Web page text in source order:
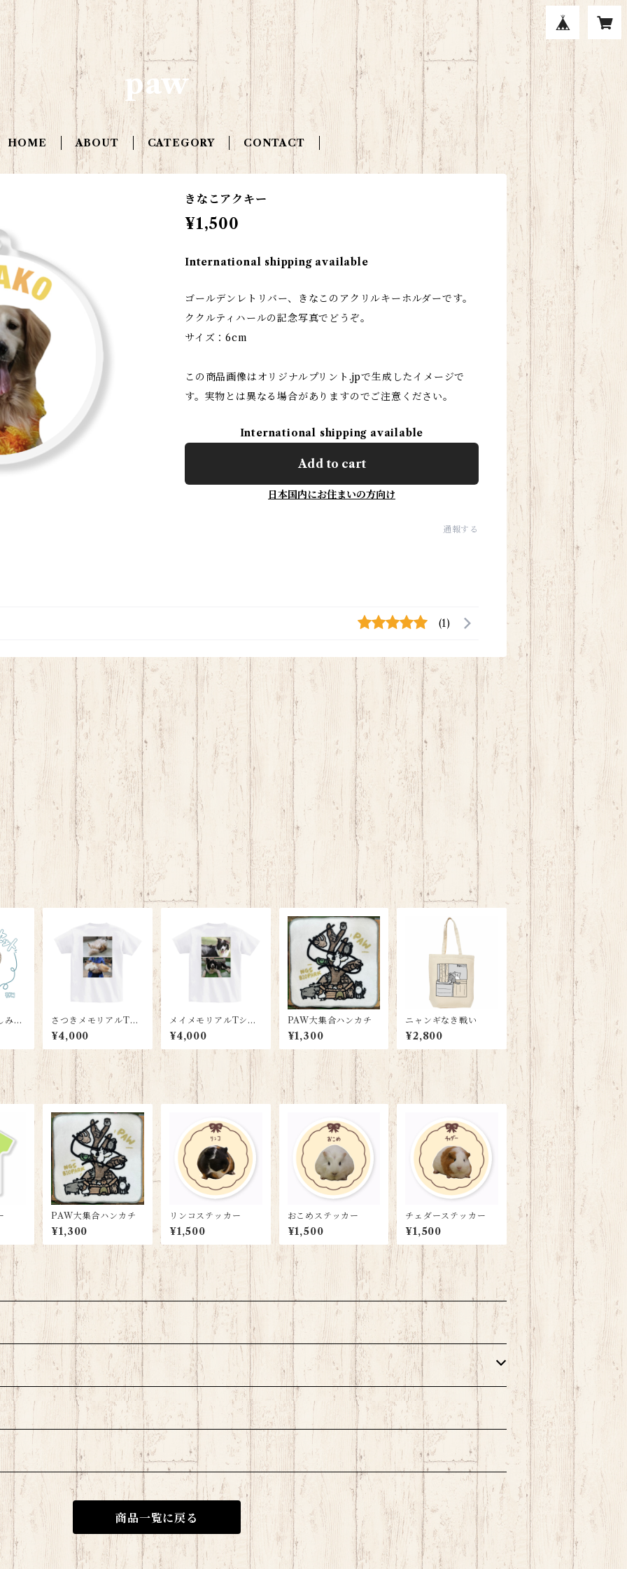
paw
HOME ABOUT CATEGORY CONTACT
きなこアクキー
¥1,500
International shipping available
ゴールデンレトリバー、きなこのアクリルキーホルダーです。
ククルティハールの記念写真でどうぞ。
サイズ：6cm
この商品画像はオリジナルプリント.jpで生成したイメージで
す。実物とは異なる場合がありますのでご注意ください。
International shipping available
Add to cart
日本国内にお住まいの方向け
通報する
(1)
みセ
さつきメモリアルTシ
ャツ
¥4,000
メイメモリアルTシャ
ツ
¥4,000
PAW大集合ハンカチ
¥1,300
ニャンギなき戦い
¥2,800
PAW大集合ハンカチ
¥1,300
リンコステッカー
¥1,500
おこめステッカー
¥1,500
チェダーステッカー
¥1,500
商品一覧に戻る